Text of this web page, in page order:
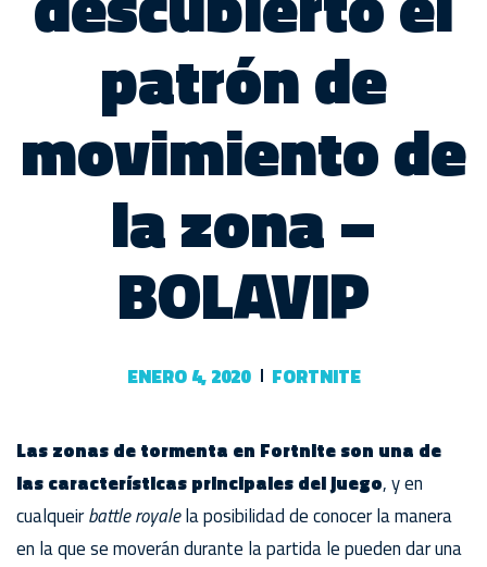
patrón de
movimiento de
la zona –
BOLAVIP
ENERO 4, 2020 FORTNITE
Las zonas de tormenta en Fortnite son una de
las características principales del juego, y en
cualqueirbattle royalela posibilidad de conocer la manera
en la que se moverán durante la partida le pueden dar una